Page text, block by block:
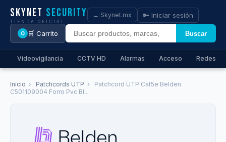
Skynet Security
TIENDA OFICIAL
Buscar
← Skynet.mx 🔑 Iniciar sesión
0 🛒 Carrito
Videovigilancia CCTV HD Alarmas Acceso Redes
Inicio › Patchcords UTP ›
Patchcord UTP Cat5e Belden
C501109004 Forro Pvc Bl...